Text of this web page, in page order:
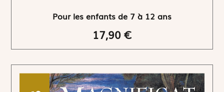
Pour les enfants de 7 à 12 ans
17,90 €